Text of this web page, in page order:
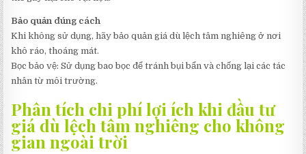
Bảo quản đúng cách
Khi không sử dụng, hãy bảo quản giá dù lệch tâm nghiêng ở nơi
khô ráo, thoáng mát.
Bọc bảo vệ: Sử dụng bao bọc để tránh bụi bẩn và chống lại các tác
nhân từ môi trường.
Phân tích chi phí lợi ích khi đầu tư
giá dù lệch tâm nghiêng cho không
gian ngoài trời